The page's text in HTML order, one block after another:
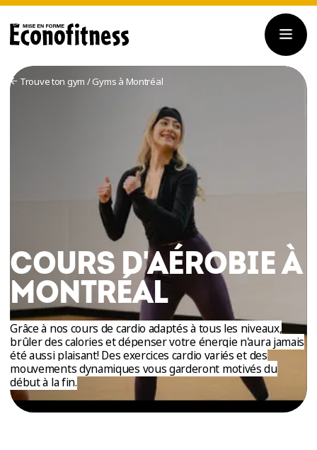
ESSAIS
ENTRAINEMENT
Trouve ton gym /Gyms à Montréal
COURS D'AÉROBIE À
MONTRÉAL
Grâce à nos cours de cardio adaptés à tous les niveaux,
brûler des calories et dépenser votre énergie n'aura jamais
été aussi plaisant! Des exercices cardio variés et des
mouvements dynamiques vous garderont motivés du
début à la fin.